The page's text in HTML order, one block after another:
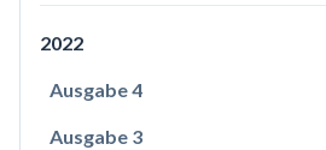
2022
Ausgabe 4
Ausgabe 3